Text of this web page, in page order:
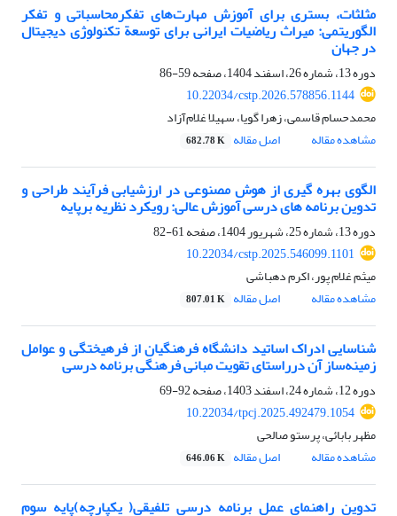
مثلثات، بستری برای آموزش مهارت‌های تفکرمحاسباتی و تفکر
الگوریتمی: میراث ریاضیات ایرانی برای توسعة تکنولوژی دیجیتال
در جهان
دوره 13، شماره 26، اسفند 1404، صفحه
59-86
10.22034/cstp.2026.578856.1144
محمدحسام قاسمی، زهرا گویا، سهیلا غلام‌آزاد
مشاهده مقاله
اصل مقاله 682.78 K
الگوی بهره گیری از هوش مصنوعی در ارزشیابی فرآیند طراحی و
تدوین برنامه های درسی آموزش عالی: رویکرد نظریه برپایه
دوره 13، شماره 25، شهریور 1404، صفحه
61-82
10.22034/cstp.2025.546099.1101
میثم غلام پور، اکرم دهباشی
مشاهده مقاله
اصل مقاله 807.01 K
شناسایی ادراک اساتید دانشگاه فرهنگیان از فرهیختگی و عوامل
زمینه‌ساز آن درراستای تقویت مبانی فرهنگی برنامه درسی
دوره 12، شماره 24، اسفند 1403، صفحه
92-69
10.22034/tpcj.2025.492479.1054
مظهر بابائی، پرستو صالحی
مشاهده مقاله
اصل مقاله 646.06 K
تدوین راهنمای عمل برنامه درسی تلفیقی( یکپارچه)پایه سوم